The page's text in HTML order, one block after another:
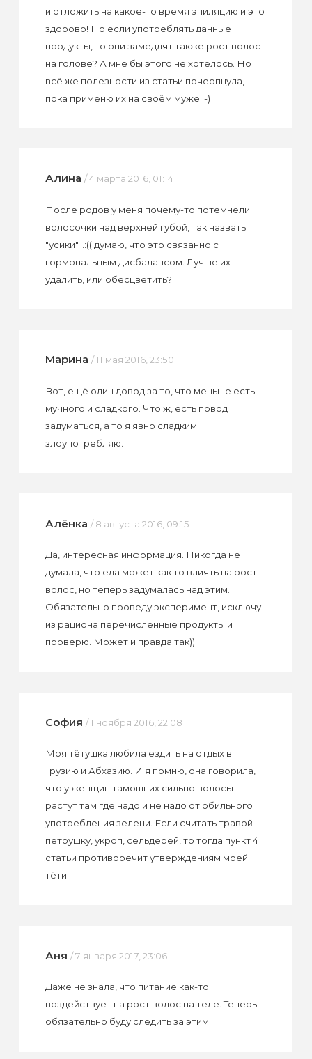
и отложить на какое-то время эпиляцию и это
здорово! Но если употреблять данные
продукты, то они замедлят также рост волос
на голове? А мне бы этого не хотелось. Но
всё же полезности из статьи почерпнула,
пока применю их на своём муже :-)
Алина / 4 марта 2016, 01:14
После родов у меня почему-то потемнели
волосочки над верхней губой, так назвать
"усики"...:(( думаю, что это связанно с
гормональным дисбалансом. Лучше их
удалить, или обесцветить?
Марина / 11 мая 2016, 23:50
Вот, ещё один довод за то, что меньше есть
мучного и сладкого. Что ж, есть повод
задуматься, а то я явно сладким
злоупотребляю.
Алёнка / 8 августа 2016, 09:15
Да, интересная информация. Никогда не
думала, что еда может как то влиять на рост
волос, но теперь задумалась над этим.
Обязательно проведу эксперимент, исключу
из рациона перечисленные продукты и
проверю. Может и правда так))
София / 1 ноября 2016, 22:08
Моя тётушка любила ездить на отдых в
Грузию и Абхазию. И я помню, она говорила,
что у женщин тамошних сильно волосы
растут там где надо и не надо от обильного
употребления зелени. Если считать травой
петрушку, укроп, сельдерей, то тогда пункт 4
статьи противоречит утверждениям моей
тёти.
Аня / 7 января 2017, 23:06
Даже не знала, что питание как-то
воздействует на рост волос на теле. Теперь
обязательно буду следить за этим.